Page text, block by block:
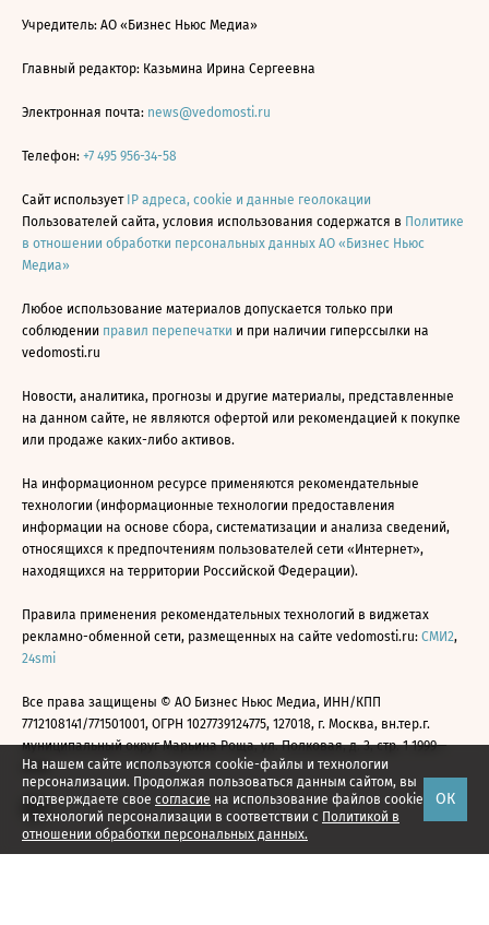
На нашем сайте используются cookie-файлы и технологии
персонализации. Продолжая пользоваться данным сайтом, вы
подтверждаете свое согласие на использование файлов cookie
и технологий персонализации в соответствии с Политикой в
отношении обработки персональных данных.
ОК
Учредитель: АО «Бизнес Ньюс Медиа»
Главный редактор: Казьмина Ирина Сергеевна
Электронная почта: news@vedomosti.ru
Телефон: +7 495 956-34-58
Сайт использует IP адреса, cookie и данные геолокации
Пользователей сайта, условия использования содержатся в Политике
в отношении обработки персональных данных АО «Бизнес Ньюс
Медиа»
Любое использование материалов допускается только при
соблюдении правил перепечатки и при наличии гиперссылки на
vedomosti.ru
Новости, аналитика, прогнозы и другие материалы, представленные
на данном сайте, не являются офертой или рекомендацией к покупке
или продаже каких-либо активов.
На информационном ресурсе применяются рекомендательные
технологии (информационные технологии предоставления
информации на основе сбора, систематизации и анализа сведений,
относящихся к предпочтениям пользователей сети «Интернет»,
находящихся на территории Российской Федерации).
Правила применения рекомендательных технологий в виджетах
рекламно-обменной сети, размещенных на сайте vedomosti.ru: СМИ2,
24smi
Все права защищены © АО Бизнес Ньюс Медиа, ИНН/КПП
7712108141/771501001, ОГРН 1027739124775, 127018, г. Москва, вн.тер.г.
муниципальный округ Марьина Роща, ул. Полковая, д. 3, стр. 1 1999—
2026